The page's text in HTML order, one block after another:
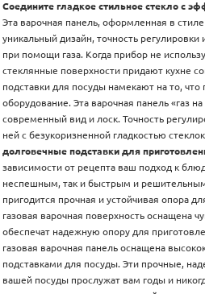
Соедините гладкое стильное стекло с
Эта варочная панель, оформленная в стиле
уникальный дизайн, точность
при помощи газа. Когда прибор не
стеклянные поверхности придают кухне
подставки для посуды намекают на то,
оборудование. Эта варочная панель «газ на стекле» придаст кухне
современный вид и лоск. Точность
ней с безукоризненной гладкостью
долговечные подставки для
зависимости от рецепта ваш подход к
неспешным, так и быстрым и
пригодится прочная и устойчивая опора
газовая варочная поверхность оснащена
обеспечат надежную опору для
газовая варочная панель оснащена
подставками для посуды. Эти прочные,
вашей посуды прослужат вам годы и